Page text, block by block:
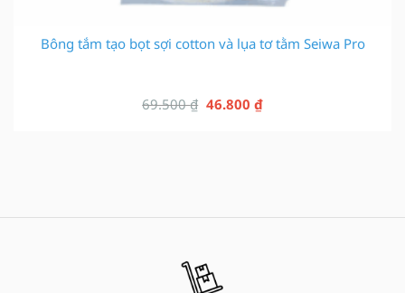
Bông tắm tạo bọt sợi cotton và lụa tơ tằm Seiwa Pro
69.500₫ Giá
46.800 ₫Giá